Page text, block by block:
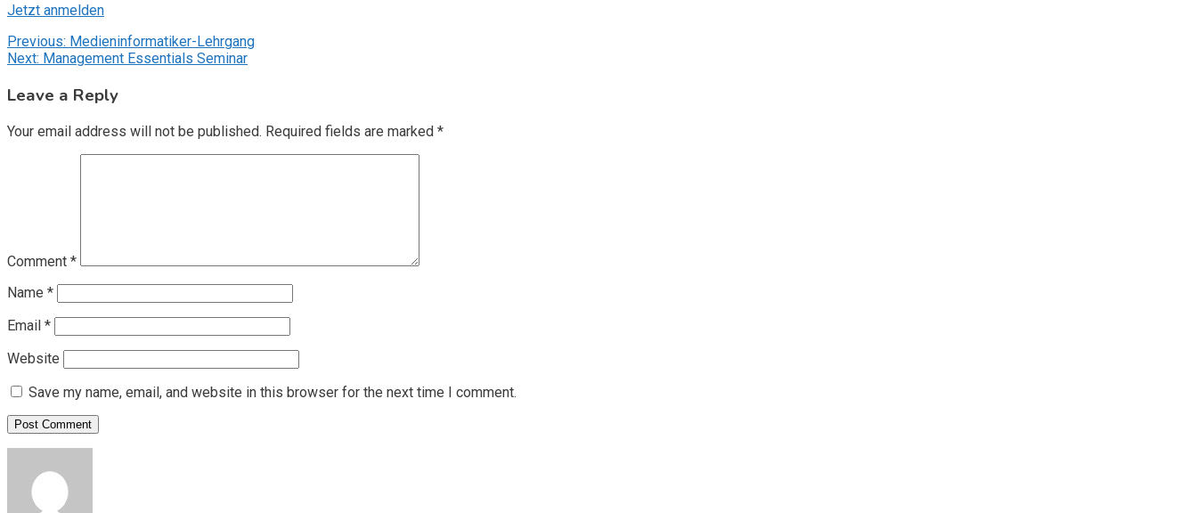
Jetzt anmelden
Post
navigation
Previous: Medieninformatiker-Lehrgang
Next: Management Essentials Seminar
Leave a Reply
Your email address will not be published. Required fields are marked *
Comment *
Name *
Email *
Website
Save my name, email, and website in this browser for the next time I comment.